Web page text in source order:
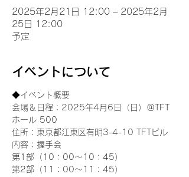
2025年2月21日 12:00 – 2025年2月
25日 12:00
予定
イベントについて
◆イベント概要
会場＆日程：2025年4月6日（日）＠TFT
ホール 500
住所：東京都江東区有明3-4-10 TFTビル
内容：握手会
第1部（10：00～10：45）
第2部（11：00～11：45）